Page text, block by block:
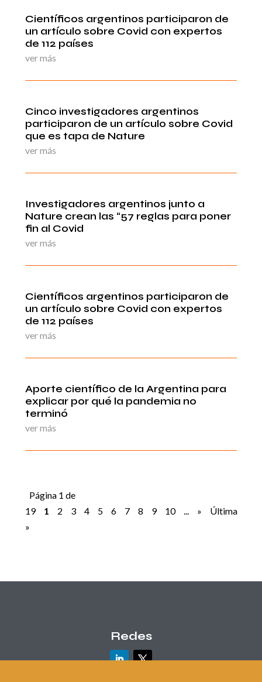
Científicos argentinos participaron de
un artículo sobre Covid con expertos
de 112 países
ver más
Cinco investigadores argentinos
participaron de un artículo sobre Covid
que es tapa de Nature
ver más
Investigadores argentinos junto a
Nature crean las “57 reglas para poner
fin al Covid
ver más
Científicos argentinos participaron de
un artículo sobre Covid con expertos
de 112 países
ver más
Aporte científico de la Argentina para
explicar por qué la pandemia no
terminó
ver más
Página 1 de
19
1 2 3 4 5 6 7 8 9 10 »
Última
»
Redes